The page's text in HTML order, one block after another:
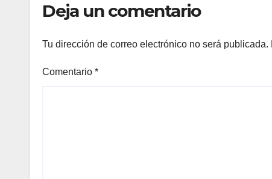
Deja un comentario
Tu dirección de correo electrónico no será publicada.
Comentario *